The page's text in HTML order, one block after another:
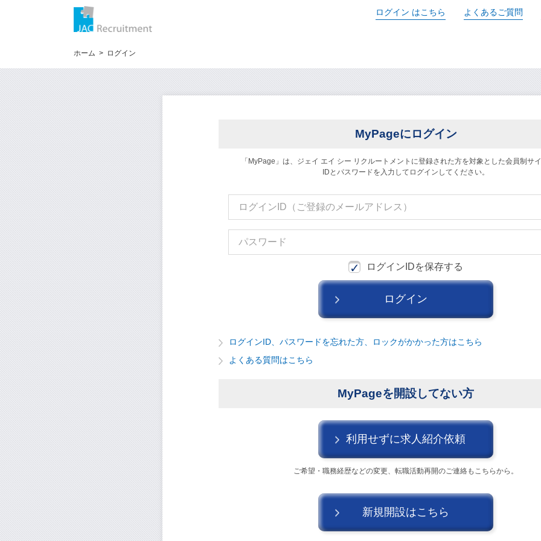
求人検索・転職事例
はじめに、あなたが活かしたい「ご経
消費財（食品・アパレル・トイレタリー）
建設・不動産 金融（銀行・証券・保険・投資）
WEB（デジタル・メディア・ゲーム）
金属・素材 エネルギー・プラント
メディカル（医薬品・CRO・医療機器）
ログイン はこちら よくあるご質問
ホーム ログイン
MyPageにログイン
「MyPage」は、ジェイ エイ シー リクルートメントに登録された方を対象とした会員制サイ
IDとパスワードを入力してログインしてください。
ログインIDを保存する
ログイン
ログインID、パスワードを忘れた方、ロックがかかった方はこちら
よくある質問はこちら
MyPageを開設してない方
利用せずに求人紹介依頼
ご希望・職務経歴などの変更、転職活動再開のご連絡もこちらから。
新規開設はこちら